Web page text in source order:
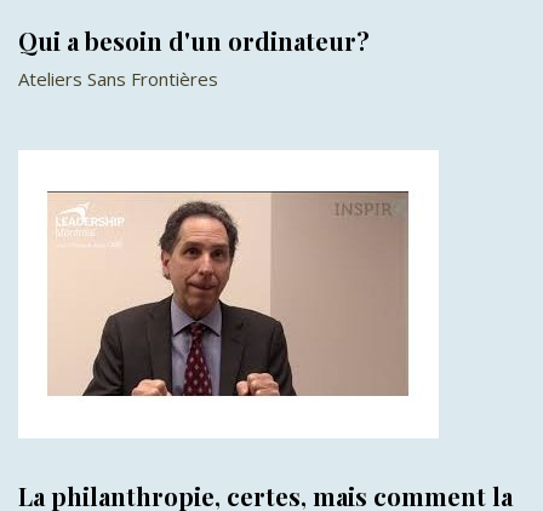
Qui a besoin d'un ordinateur?
Ateliers Sans Frontières
La philanthropie, certes, mais comment la